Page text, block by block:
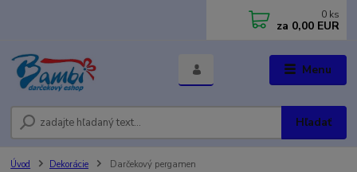
Menu
Hľadať
0 ks
za 0,00 EUR
Úvod Dekorácie Darčekový pergamen